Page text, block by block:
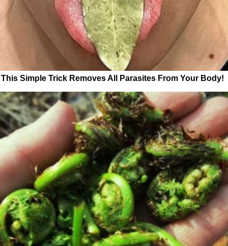
This Simple Trick Removes All Parasites From Your Body!